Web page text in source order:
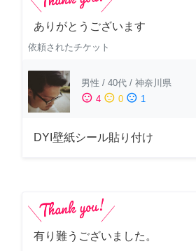
ありがとうございます
依頼されたチケット
男性 / 40代 / 神奈川県
sentiment_satisfied 4 sentiment_neutral 0 sentiment_dissatisfied 1
DYI壁紙シール貼り付け
有り難うございました。